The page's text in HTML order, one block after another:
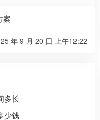
案
年 9 月 20 日 上午12:22
多长
少钱